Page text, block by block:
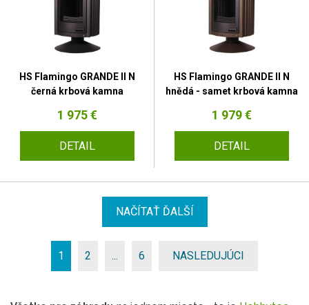
HS Flamingo GRANDE II N
černá krbová kamna
1 975 €
DETAIL
HS Flamingo GRANDE II N
hnědá - samet krbová kamna
1 979 €
DETAIL
NAČÍTAŤ ĎALŠÍ
1 2 ... 6 NASLEDUJÚCI